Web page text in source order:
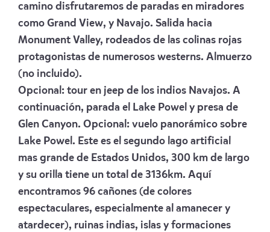
camino disfrutaremos de paradas en miradores
como Grand View, y Navajo. Salida hacia
Monument Valley, rodeados de las colinas rojas
protagonistas de numerosos westerns. Almuerzo
(no incluido).
Opcional: tour en jeep de los indios Navajos. A
continuación, parada el Lake Powel y presa de
Glen Canyon. Opcional: vuelo panorámico sobre
Lake Powel. Este es el segundo lago artificial
mas grande de Estados Unidos, 300 km de largo
y su orilla tiene un total de 3136km. Aquí
encontramos 96 cañones (de colores
espectaculares, especialmente al amanecer y
atardecer), ruinas indias, islas y formaciones